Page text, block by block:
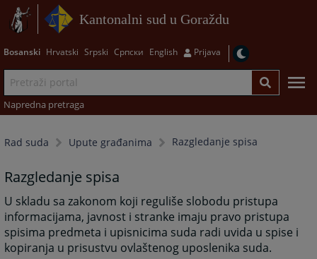
Kantonalni sud u Goraždu
Bosanski Hrvatski Srpski Српски English Prijava
Napredna pretraga
Rad suda Upute građanima Razgledanje spisa
Razgledanje spisa
U skladu sa zakonom koji reguliše slobodu pristupa
informacijama, javnost i stranke imaju pravo pristupa
spisima predmeta i upisnicima suda radi uvida u spise i
kopiranja u prisustvu ovlaštenog uposlenika suda.